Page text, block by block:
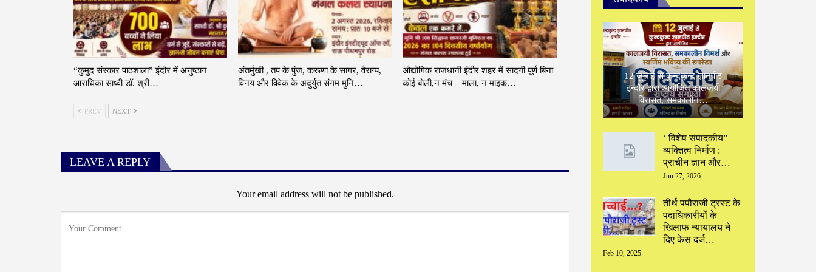
“कुमुद संस्कार पाठशाला” इंदौर में अनुष्ठान
आराधिका साध्वी डॉ. श्री…
अंतर्मुखी , तप के पुंज, करूणा के सागर, वैराग्य,
विनय और विवेक के अदुर्युत संगम मुनि…
औद्योगिक राजधानी इंदौर शहर में सादगी पूर्ण बिना
कोई बोली,न मंच – माला, न माइक…
PREV NEXT
LEAVE A REPLY
Your email address will not be published.
12 जुलाई से कुन्दकुन्द ज्ञानपीठ
इन्दौर द्वारा आयोजित कालजयी
विरासत, समकालीन…
‘ विशेष संपादकीय”
‌व्यक्तित्व निर्माण :
प्राचीन ज्ञान और…
Jun 27, 2026
तीर्थ पपौराजी ट्रस्ट के
पदाधिकारीयों के
खिलाफ न्यायालय ने
दिए केस दर्ज…
Feb 10, 2025